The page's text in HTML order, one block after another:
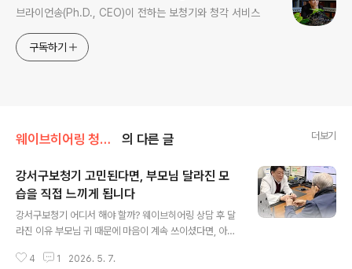
브라이언송(Ph.D., CEO)이 전하는 보청기와 청각 서비스
구독하기
웨이브히어링 청각센터 의 다른 글 더보기
강서구보청기 고민된다면, 부모님 달라진 모
습을 직접 느끼게 됩니다
강서구보청기 어디서 해야 할까? 웨이브히어링 상담 후 달
라진 이유 부모님 귀 때문에 마음이 계속 쓰이셨다면, 아마
색하고 계신다면 아마 가족 중 누군가의 청력 문제로 고민
4 1 2026. 5. 7.